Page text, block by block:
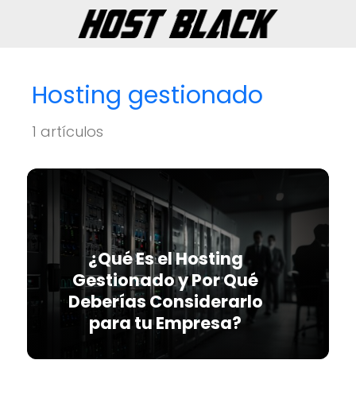
Hosting gestionado
1 artículos
¿Qué Es el Hosting
Gestionado y Por Qué
Deberías Considerarlo
para tu Empresa?